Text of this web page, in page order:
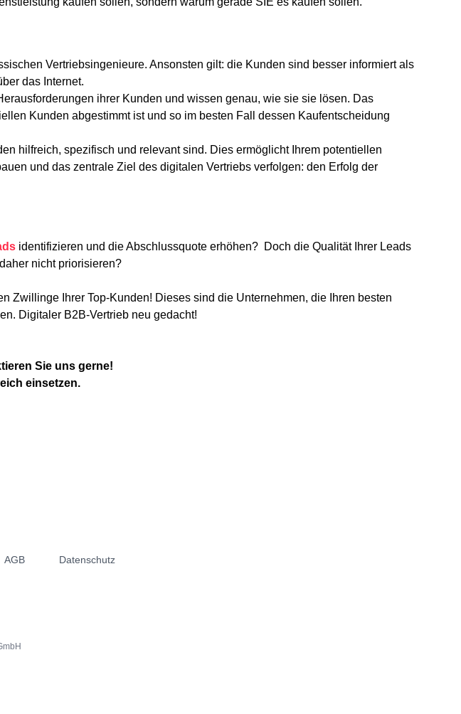
Vertriebsingenieure. Ansonsten gilt: die Kunden sind besser informiert als
das Internet.
ihrer Kunden und wissen genau, wie sie sie lösen. Das
Kunden abgestimmt ist und so im besten Fall dessen Kaufentscheidung
hilfreich, spezifisch und relevant sind. Dies ermöglicht Ihrem potentiellen
und das zentrale Ziel des digitalen Vertriebs verfolgen: den Erfolg der
identifizieren und die Abschlussquote erhöhen? Doch die Qualität Ihrer Leads
nicht priorisieren?
Zwillinge Ihrer Top-Kunden! Dieses sind die Unternehmen, die Ihren besten
Digitaler B2B-Vertrieb neu gedacht!
Sie uns gerne!
einsetzen.
AGB Datenschutz